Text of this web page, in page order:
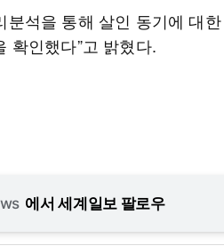
분석을 통해 살인 동기에 대
확인했다”고 밝혔다.
에서 세계일보 팔로우